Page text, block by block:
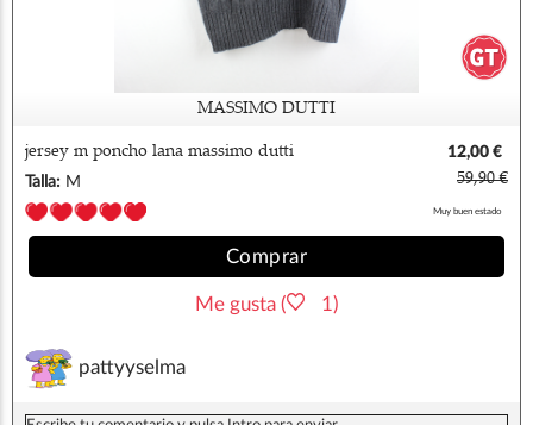
MASSIMO DUTTI
jersey m poncho lana massimo dutti
12,00 €
Talla: M 59,90 €
Muy buen estado
Comprar
Me gusta ( 1)
pattyyselma